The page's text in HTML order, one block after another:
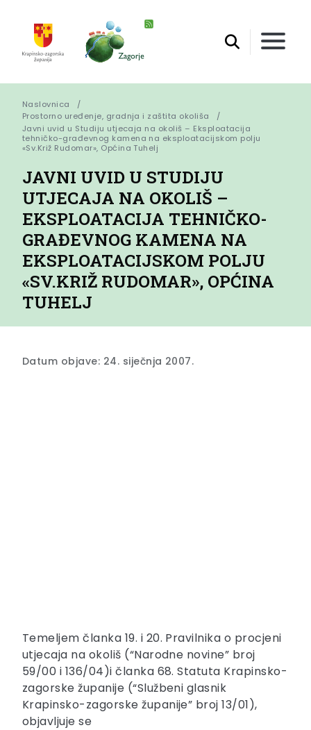
Naslovnica
Prostorno uređenje, gradnja i zaštita okoliša
Javni uvid u Studiju utjecaja na okoliš – Eksploatacija
tehničko-građevnog kamena na eksploatacijskom polju
«Sv.Križ Rudomar», Općina Tuhelj
JAVNI UVID U STUDIJU
UTJECAJA NA OKOLIŠ –
EKSPLOATACIJA TEHNIČKO-
GRAĐEVNOG KAMENA NA
EKSPLOATACIJSKOM POLJU
«SV.KRIŽ RUDOMAR», OPĆINA
TUHELJ
Datum objave: 24. siječnja 2007.
Temeljem članka 19. i 20. Pravilnika o procjeni
utjecaja na okoliš (“Narodne novine” broj
59/00 i 136/04)i članka 68. Statuta Krapinsko-
zagorske županije (“Službeni glasnik
Krapinsko-zagorske županije” broj 13/01),
objavljuje se